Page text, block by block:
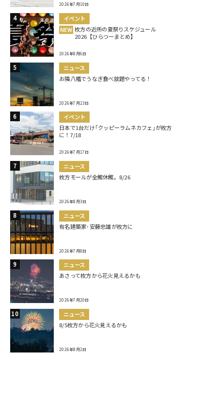
2026年7月10日
イベント
NEW 枚方の近所の夏祭りスケジュール
2026【ひらつーまとめ】
2026年8月6日
ニュース
お隣八幡でうなぎ食べ放題やってる！
2026年7月23日
イベント
日本で1台だけ｢クッピーラムネカフェ｣が枚方
に！7/18
2026年7月17日
ニュース
枚方モールが全館休館。8/26
2026年8月3日
ニュース
有名建築家･安藤忠雄が枚方に
2026年7月8日
ニュース
あさって枚方から花火見えるかも
2026年7月20日
ニュース
8/5枚方から花火見えるかも
2026年8月2日